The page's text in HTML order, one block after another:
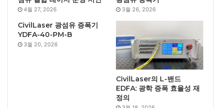
4월 27, 2026 3월 26, 2026
CivilLaser 광섬유 증폭기
YDFA-40-PM-B
3월 20, 2026
CivilLaser의 L-밴드
EDFA: 광학 증폭 효율성 재
정의